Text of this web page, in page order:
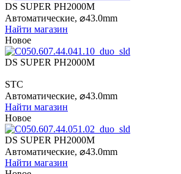
DS SUPER PH2000M
Автоматические, ⌀43.0mm
Найти магазин
Новое
DS SUPER PH2000M
STC
Автоматические, ⌀43.0mm
Найти магазин
Новое
DS SUPER PH2000M
Автоматические, ⌀43.0mm
Найти магазин